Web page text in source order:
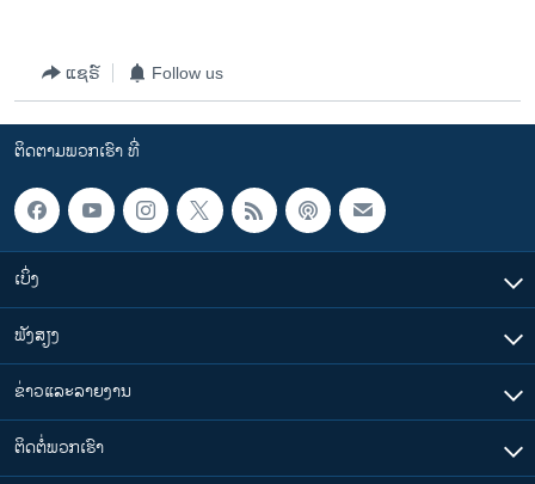
ວີດີໂອ
ສຽງ
ລາຍການກະຈາຍສຽງ
ລາຍງານ
ຕິດຕາມພວກເຮົາ ທີ່
ພາສາຕ່າງໆ
ແຊຣ໌ Follow us
ຕິດຕາມພວກເຮົາ ທີ່
ເບິ່ງ
ຟັງສຽງ
ຂ່າວແລະລາຍງານ
ຕິດຕໍ່ພວກເຮົາ